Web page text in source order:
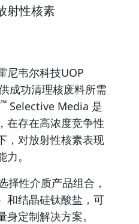
射性核素
尼韦尔科技UOP
成功清理核废料所需
™ Selective Media 是
在存在高浓度竞争性
，对放射性核素表现
。
择性介质产品组合，
和结晶硅钛酸盐，可
定制解决方案。